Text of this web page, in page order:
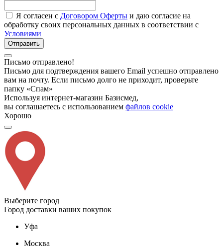
Я согласен с Договором Оферты и даю согласие на
обработку своих персональных данных в соответствии с
Условиями
Отправить
Письмо отправлено!
Письмо для подтверждения вашего Email успешно отправлено
вам на почту. Если письмо долго не приходит, проверьте
папку «Спам»
Используя интернет-магазин Базисмед,
вы соглашаетесь с использованием файлов cookie
Хорошо
Выберите город
Город доставки ваших покупок
Уфа
Москва